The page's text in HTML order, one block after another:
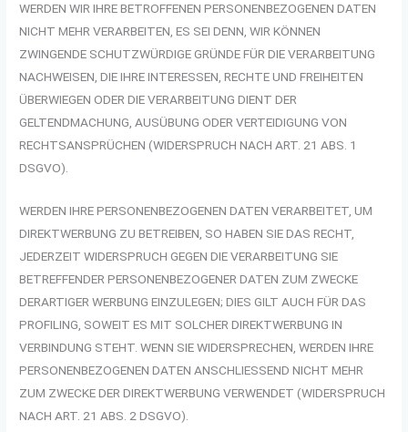
WERDEN WIR IHRE BETROFFENEN PERSONENBEZOGENEN DATEN
NICHT MEHR VERARBEITEN, ES SEI DENN, WIR KÖNNEN
ZWINGENDE SCHUTZWÜRDIGE GRÜNDE FÜR DIE VERARBEITUNG
NACHWEISEN, DIE IHRE INTERESSEN, RECHTE UND FREIHEITEN
ÜBERWIEGEN ODER DIE VERARBEITUNG DIENT DER
GELTENDMACHUNG, AUSÜBUNG ODER VERTEIDIGUNG VON
RECHTSANSPRÜCHEN (WIDERSPRUCH NACH ART. 21 ABS. 1
DSGVO).
WERDEN IHRE PERSONENBEZOGENEN DATEN VERARBEITET, UM
DIREKTWERBUNG ZU BETREIBEN, SO HABEN SIE DAS RECHT,
JEDERZEIT WIDERSPRUCH GEGEN DIE VERARBEITUNG SIE
BETREFFENDER PERSONENBEZOGENER DATEN ZUM ZWECKE
DERARTIGER WERBUNG EINZULEGEN; DIES GILT AUCH FÜR DAS
PROFILING, SOWEIT ES MIT SOLCHER DIREKTWERBUNG IN
VERBINDUNG STEHT. WENN SIE WIDERSPRECHEN, WERDEN IHRE
PERSONENBEZOGENEN DATEN ANSCHLIESSEND NICHT MEHR
ZUM ZWECKE DER DIREKTWERBUNG VERWENDET (WIDERSPRUCH
NACH ART. 21 ABS. 2 DSGVO).